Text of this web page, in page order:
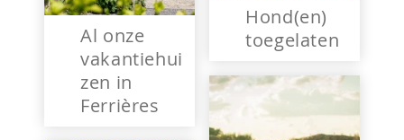
Al onze
vakantiehui
zen in
Ferrières
Hond(en)
toegelaten